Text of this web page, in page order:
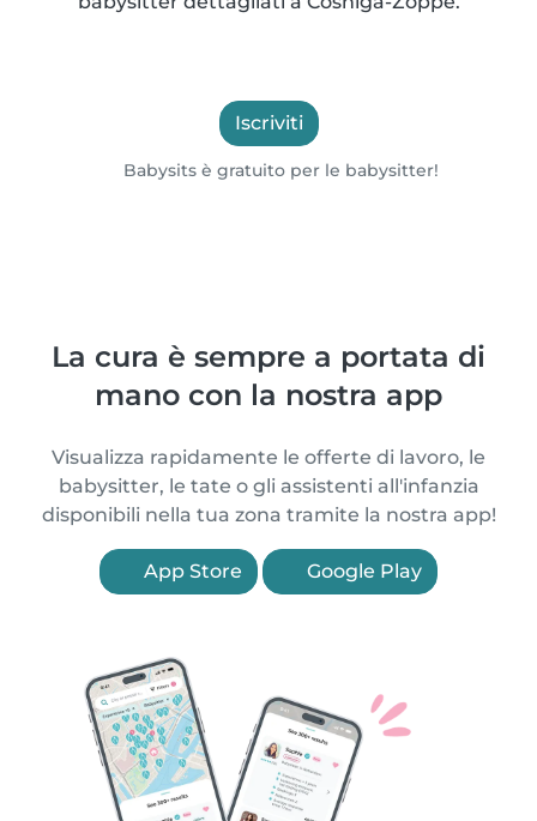
Iscriviti
Babysits è gratuito per le babysitter!
La cura è sempre a portata di
mano con la nostra app
Visualizza rapidamente le offerte di lavoro, le
babysitter, le tate o gli assistenti all'infanzia
disponibili nella tua zona tramite la nostra app!
App Store Google Play